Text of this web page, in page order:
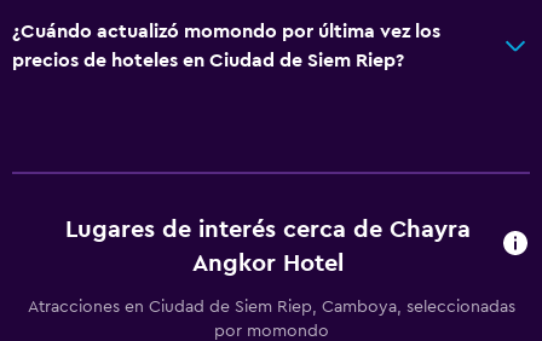
¿Cuándo actualizó momondo por última vez los
precios de hoteles en Ciudad de Siem Riep?
Lugares de interés cerca de Chayra
Angkor Hotel
Atracciones en Ciudad de Siem Riep, Camboya, seleccionadas
por momondo